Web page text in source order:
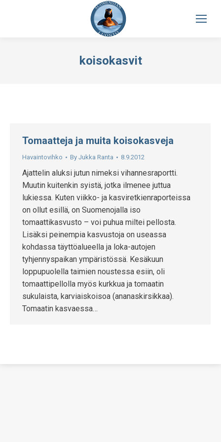
koisokasvit
Tomaatteja ja muita koisokasveja
Havaintovihko By Jukka Ranta 8.9.2012
Ajattelin aluksi jutun nimeksi vihannesraportti.
Muutin kuitenkin syistä, jotka ilmenee juttua
lukiessa. Kuten viikko- ja kasviretkienraporteissa
on ollut esillä, on Suomenojalla iso
tomaattikasvusto – voi puhua miltei pellosta.
Lisäksi peinempia kasvustoja on useassa
kohdassa täyttöalueella ja loka-autojen
tyhjennyspaikan ympäristössä. Kesäkuun
loppupuolella taimien noustessa esiin, oli
tomaattipellolla myös kurkkua ja tomaatin
sukulaista, karviaiskoisoa (ananaskirsikkaa).
Tomaatin kasvaessa…